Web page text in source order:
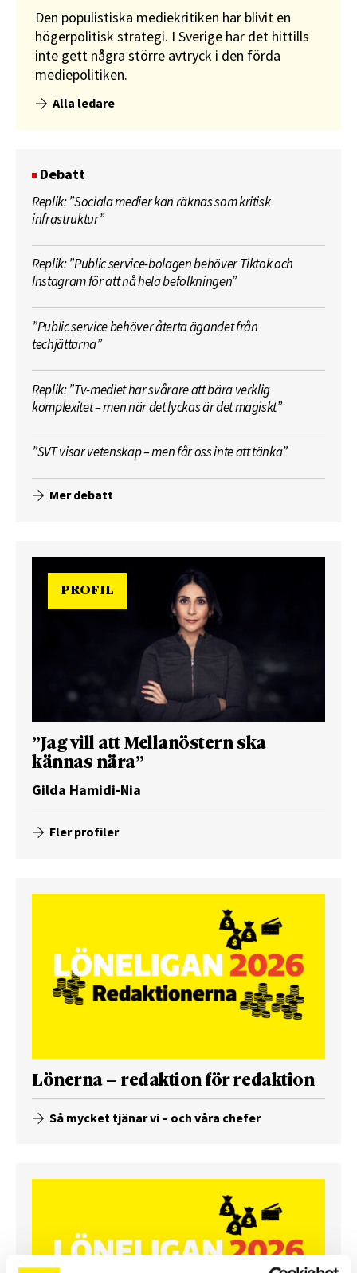
Den populistiska mediekritiken har blivit en
högerpolitisk strategi. I Sverige har det hittills
inte gett några större avtryck i den förda
mediepolitiken.
Alla ledare
Debatt
Replik: ”Sociala medier kan räknas som kritisk
infrastruktur”
Replik: ”Public service-bolagen behöver Tiktok och
Instagram för att nå hela befolkningen”
”Public service behöver återta ägandet från
techjättarna”
Replik: ”Tv-mediet har svårare att bära verklig
komplexitet – men när det lyckas är det magiskt”
”SVT visar vetenskap – men får oss inte att tänka”
Mer debatt
PROFIL
”Jag vill att Mellanöstern ska
kännas nära”
Gilda Hamidi-Nia
Fler profiler
Lönerna – redaktion för redaktion
Så mycket tjänar vi – och våra chefer